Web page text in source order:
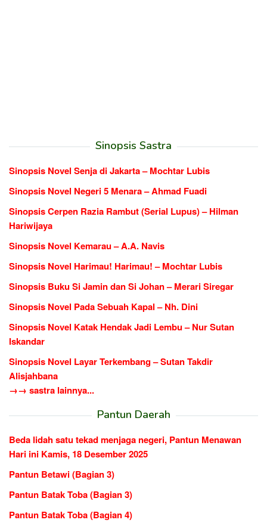
Sinopsis Sastra
Sinopsis Novel Senja di Jakarta – Mochtar Lubis
Sinopsis Novel Negeri 5 Menara – Ahmad Fuadi
Sinopsis Cerpen Razia Rambut (Serial Lupus) – Hilman
Hariwijaya
Sinopsis Novel Kemarau – A.A. Navis
Sinopsis Novel Harimau! Harimau! – Mochtar Lubis
Sinopsis Buku Si Jamin dan Si Johan – Merari Siregar
Sinopsis Novel Pada Sebuah Kapal – Nh. Dini
Sinopsis Novel Katak Hendak Jadi Lembu – Nur Sutan
Iskandar
Sinopsis Novel Layar Terkembang – Sutan Takdir
Alisjahbana
→→ sastra lainnya...
Pantun Daerah
Beda lidah satu tekad menjaga negeri, Pantun Menawan
Hari ini Kamis, 18 Desember 2025
Pantun Betawi (Bagian 3)
Pantun Batak Toba (Bagian 3)
Pantun Batak Toba (Bagian 4)